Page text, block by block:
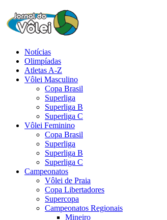
Notícias
Olimpíadas
Atletas A-Z
Vôlei Masculino
Copa Brasil
Superliga
Superliga B
Superliga C
Vôlei Feminino
Copa Brasil
Superliga
Superliga B
Superliga C
Campeonatos
Vôlei de Praia
Copa Libertadores
Supercopa
Campeonatos Regionais
Mineiro